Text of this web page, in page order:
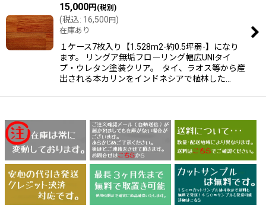
15,000円 (税別)
(税込: 16,500円)
在庫あり
１ケース7枚入り【1.528m2-約0.5坪弱-】になり
ます。 リングア無垢フローリング幅広UNIタイ
プ・ウレタン塗装クリア。 タイ、ラオス等から産
出される本カリンをインドネシアで植林した…